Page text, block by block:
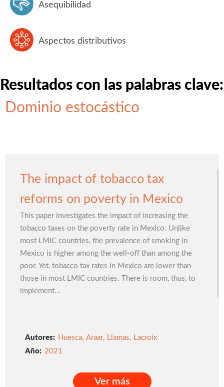
Asequibilidad
Aspectos distributivos
Resultados con las palabras clave:
Dominio estocástico
The impact of tobacco tax
reforms on poverty in Mexico
This paper investigates the impact of increasing the
tobacco taxes on the poverty rate in Mexico. Unlike
most LMIC countries, the prevalence of smoking in
Mexico is higher among the well-off than among the
poor. Yet, tobacco tax rates in Mexico are lower than
those in most LMIC countries. There is room, thus, to
implement...
Autores: Huesca, Araar, Llamas, Lacroix
2021
Ver más